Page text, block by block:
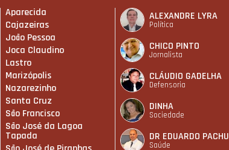
Aparecida
Cajazeiras
João Pessoa
Joca Claudino
Lastro
Marizópolis
Nazarezinho
Santa Cruz
São Francisco
São José da Lagoa
Tapada
ALEXANDRE LYRA
Política
CHICO PINTO
Jornalista
CLÁUDIO GADELHA
Defensoria
DINHA
Sociedade
DR EDUARDO PACHU
Saúde